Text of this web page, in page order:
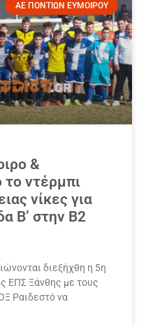
ΑΕ ΠΟΝΤΙΩΝ ΕΥΜΟΙΡΟΥ
&
το ντέρμπι
νίκες για
Β’ στην Β2
διεξήχθη η 5η
ΕΠΣ Ξάνθης με τους
Ραιδεστό να